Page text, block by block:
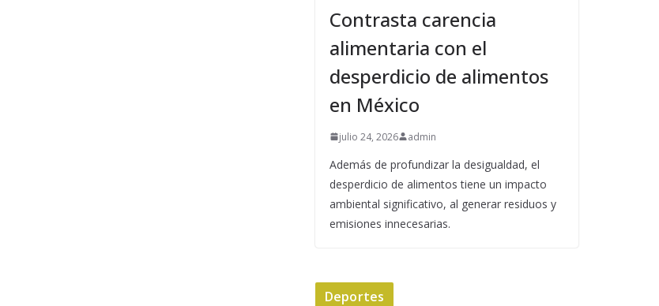
Contrasta carencia
alimentaria con el
desperdicio de alimentos
en México
julio 24, 2026 admin
Además de profundizar la desigualdad, el
desperdicio de alimentos tiene un impacto
ambiental significativo, al generar residuos y
emisiones innecesarias.
Deportes